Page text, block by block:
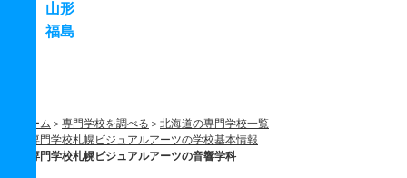
山形
福島
ホーム 専門学校を調べる
北海道の専門学校一覧
専門学校札幌ビジュアルアーツの学校基本情報
専門学校札幌ビジュアルアーツの音響学科